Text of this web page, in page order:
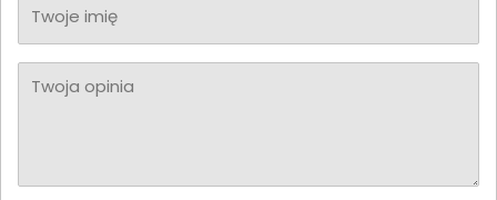
Twoje imię
Twoja opinia